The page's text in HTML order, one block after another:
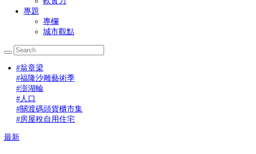
專題
專欄
城市觀點
#翁章梁
#福隆沙雕藝術季
#澎湖輪
#人口
#關渡碼頭貨櫃市集
#房屋稅自用住宅
最新